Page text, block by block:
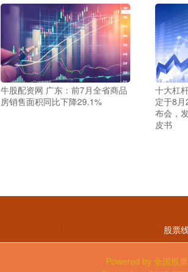
牛股配资网 广东：前7月全省商品
房销售面积同比下降29.1%
十大杠
定于8
布会，
皮书
股票
Powered by 全国股